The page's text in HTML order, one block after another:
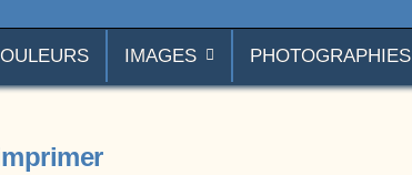
IMAGES PHOTOGRAPHIES